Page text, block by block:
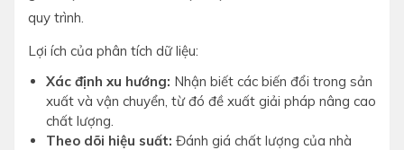
quy trình.
Lợi ích của phân tích dữ liệu:
Xác định xu hướng: Nhận biết các biến đổi trong sản
xuất và vận chuyển, từ đó đề xuất giải pháp nâng cao
chất lượng.
Theo dõi hiệu suất: Đánh giá chất lượng của nhà